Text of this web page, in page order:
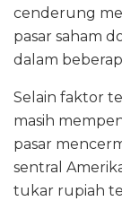
cenderung
pasar saham
dalam
Selain faktor
masih
pasar
sentral
tukar rupiah